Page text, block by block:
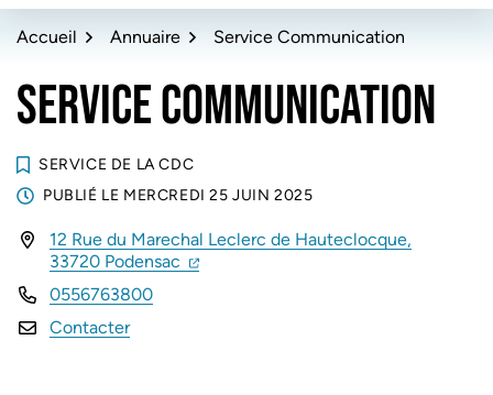
Accueil Annuaire Service Communication
SERVICE COMMUNICATION
SERVICE DE LA CDC
PUBLIÉ LE MERCREDI 25 JUIN 2025
INFOS UTILES
12 Rue du Marechal Leclerc de Hauteclocque,
33720 Podensac (ouverture dans un nouvel onglet)
(ouverture dans un nouvel onglet)
0556763800
Contacter